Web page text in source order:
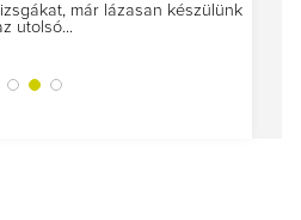
már lázasan készülünk
utolsó...